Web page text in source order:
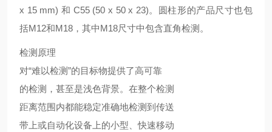
x 15 mm) 和 C55 (50 x 50 x 23)。圆柱形的产品尺寸也包
括M12和M18，其中M18尺寸中包含直角检测 。
检测原理
对“难以检测”的目标物提供了高可靠
的检测，甚至是浅色背景。在整个检测
距离范围内都能稳定准确地检测到传送
带上或自动化设备上的小型、快速移动